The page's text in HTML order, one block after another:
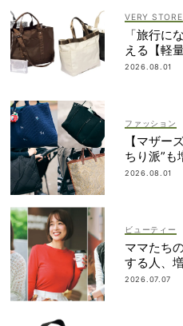
VERY STORE
「旅行に
える【軽
2026.08.01
ファッション
【マザー
ちり派”も
は？
2026.08.01
ビューティー
ママたち
する人、
全部見せ
2026.07.07